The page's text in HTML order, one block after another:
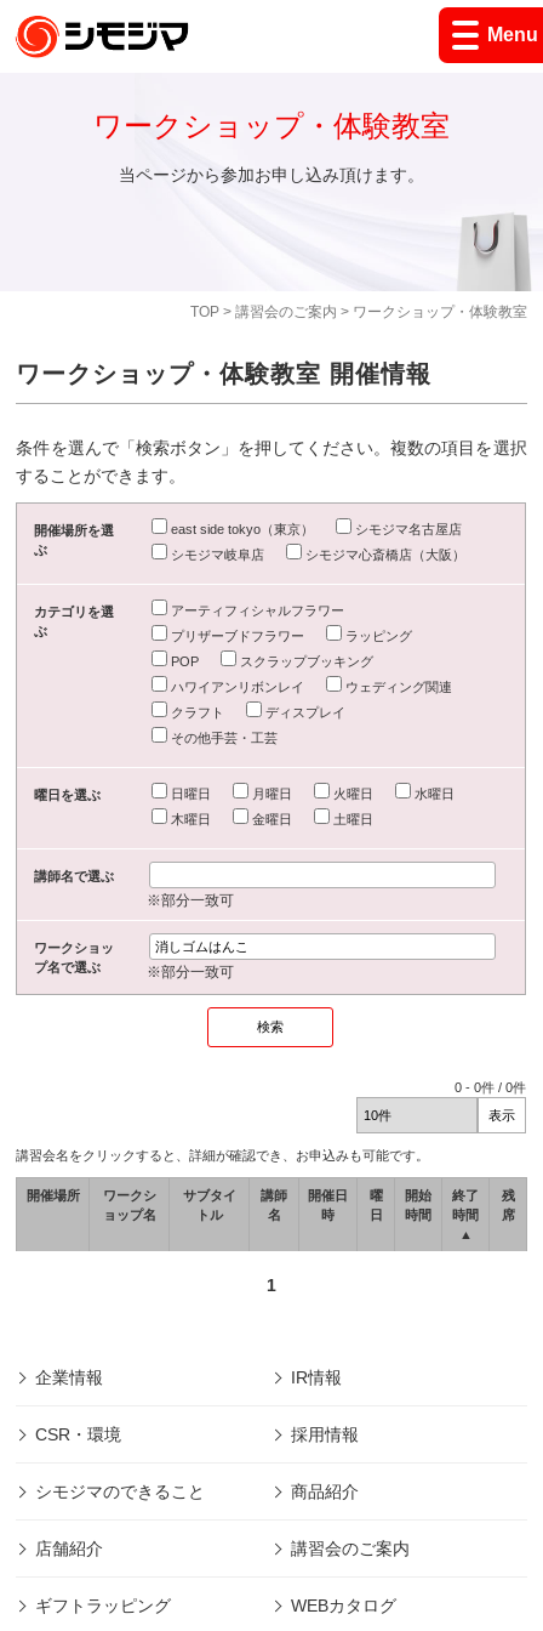
Menu
TOP> 講習会のご案内 > ワークショップ・体験教室
ワークショップ・体験教室
当ページから参加お申し込み頂けます。
ワークショップ・体験教室 開催情報
条件を選んで「検索ボタン」を押してください。複数の項目を選択
することができます。
開催場所を選
ぶ
east side tokyo（東京）
シモジマ名古屋店
シモジマ岐阜店
シモジマ心斎橋店（大阪）
カテゴリを選
ぶ
アーティフィシャルフラワー
プリザーブドフラワー
ラッピング
POP
スクラップブッキング
ハワイアンリボンレイ
ウェディング関連
クラフト
ディスプレイ
その他手芸・工芸
曜日を選ぶ 日曜日 月曜日 火曜日
水曜日
木曜日
金曜日 土曜日
講師名で選ぶ
※部分一致可
ワークショッ
プ名で選ぶ
※部分一致可
0 -0件 /0件
講習会名をクリックすると、詳細が確認でき、お申込みも可能です。
開催場所
ワークシ
ョップ名
サブタイ
トル
講師
名
開催日
時
曜
日
開始
時間
終了
時間
▲
残
席
1
企業情報 IR情報
CSR・環境 採用情報
シモジマのできること 商品紹介
店舗紹介 講習会のご案内
ギフトラッピング WEBカタログ